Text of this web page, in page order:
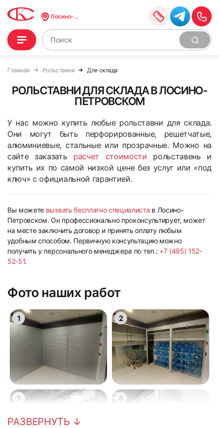
Лосино-Петровский
Главная Рольставни Для склада
РОЛЬСТАВНИ ДЛЯ СКЛАДА В ЛОСИНО-
ПЕТРОВСКОМ
У нас можно купить любые рольставни для склада.
Они могут быть перфорированные, решетчатые,
алюминиевые, стальные или прозрачные. Можно на
сайте заказать расчет стоимости рольставень и
купить их по самой низкой цене без услуг или «под
ключ» с официальной гарантией.
Вы можете вызвать бесплатно специалиста в Лосино-
Петровском. Он профессионально проконсультирует, может
на месте заключить договор и принять оплату любым
удобным способом. Первичную консультацию можно
получить у персонального менеджера по тел.: +7 (495) 152-
52-51.
Фото наших работ
1 2
3 4
РАЗВЕРНУТЬ ↓